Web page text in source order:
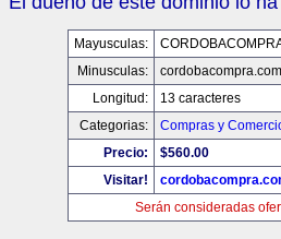
Mayusculas:
Minusculas:
cordobacompra.com
Longitud:
13 caracteres
Categorias:
Compras y
Precio:
$560.00
Visitar!
Serán consideradas